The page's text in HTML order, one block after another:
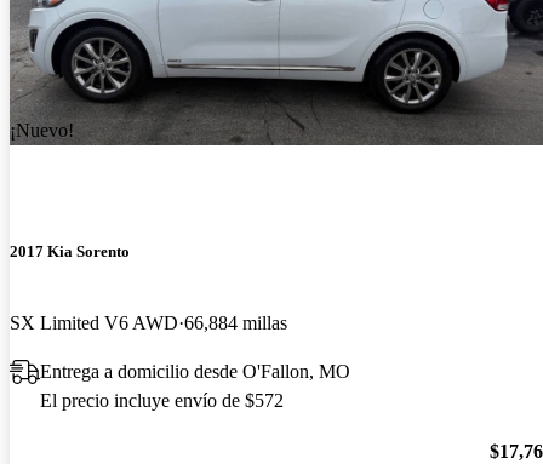
¡Nuevo!
2017 Kia Sorento
SX Limited V6 AWD 66,884 millas
Entrega a domicilio desde O'Fallon, MO
El precio incluye envío de $572